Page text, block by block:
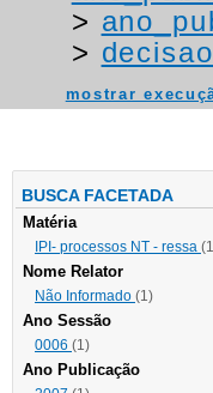
>
>
mostrar
BUSCA FACETADA
Matéria
IPI- processos NT - ressa
Nome Relator
Não Informado (1)
Ano Sessão
0006 (1)
Ano Publicação